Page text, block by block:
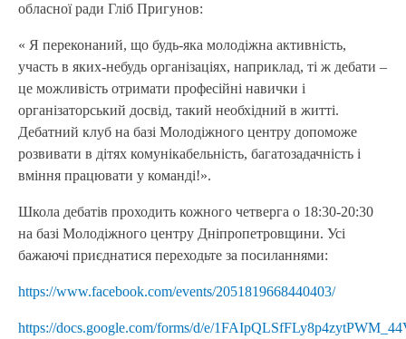
обласної ради Гліб Пригунов:
« Я переконаний, що будь-яка молодіжна активність,
участь в яких-небудь організаціях, наприклад, ті ж дебати –
це можливість отримати професійні навички і
організаторський досвід, такий необхідний в житті.
Дебатний клуб на базі Молодіжного центру допоможе
розвивати в дітях комунікабельність, багатозадачність і
вміння працювати у команді!».
Школа дебатів проходить кожного четверга о 18:30-20:30
на базі Молодіжного центру Дніпропетровщини. Усі
бажаючі приєднатися переходьте за посиланнями:
https://www.facebook.com/events/2051819668440403/
https://docs.google.com/forms/d/e/